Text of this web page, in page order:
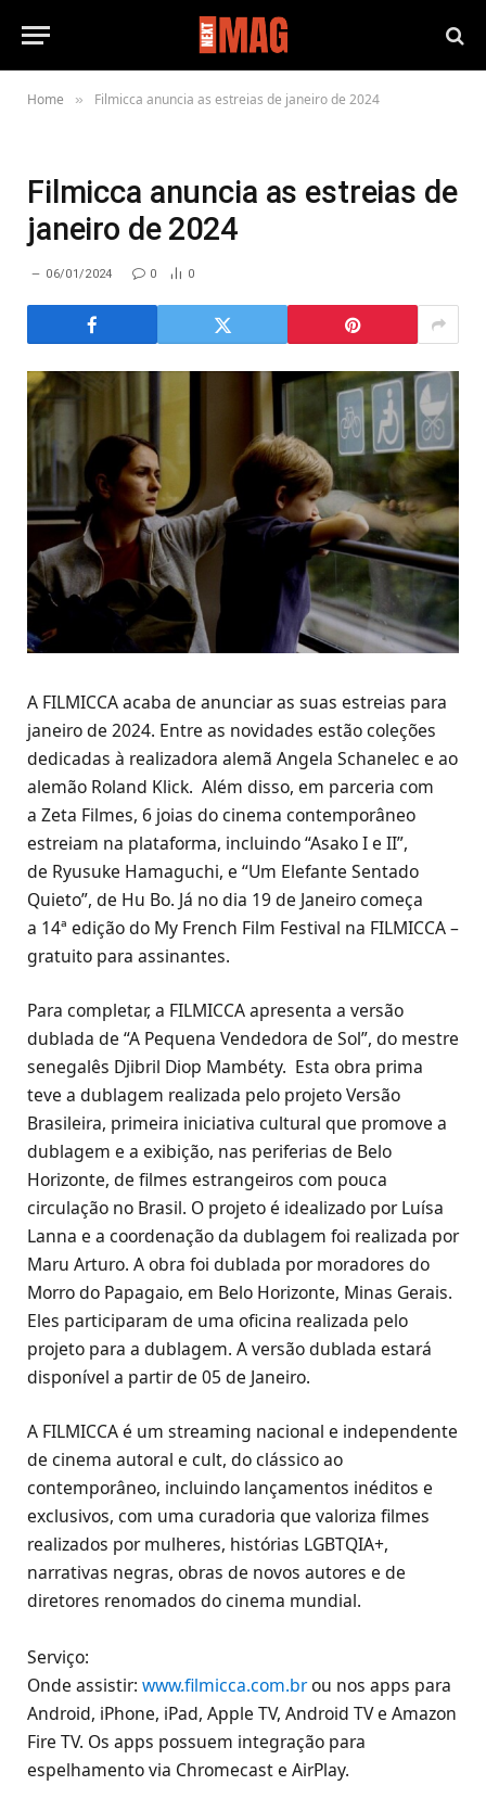
Home » Filmicca anuncia as estreias de janeiro de 2024
Filmicca anuncia as estreias de
janeiro de 2024
06/01/2024 0 0
A FILMICCA acaba de anunciar as suas estreias para
janeiro de 2024. Entre as novidades estão coleções
dedicadas à realizadora alemã Angela Schanelec e ao
alemão Roland Klick. Além disso, em parceria com
a Zeta Filmes, 6 joias do cinema contemporâneo
estreiam na plataforma, incluindo “Asako I e II”,
de Ryusuke Hamaguchi, e “Um Elefante Sentado
Quieto”, de Hu Bo. Já no dia 19 de Janeiro começa
a 14ª edição do My French Film Festival na FILMICCA –
gratuito para assinantes.
Para completar, a FILMICCA apresenta a versão
dublada de “A Pequena Vendedora de Sol”, do mestre
senegalês Djibril Diop Mambéty. Esta obra prima
teve a dublagem realizada pelo projeto Versão
Brasileira, primeira iniciativa cultural que promove a
dublagem e a exibição, nas periferias de Belo
Horizonte, de filmes estrangeiros com pouca
circulação no Brasil. O projeto é idealizado por Luísa
Lanna e a coordenação da dublagem foi realizada por
Maru Arturo. A obra foi dublada por moradores do
Morro do Papagaio, em Belo Horizonte, Minas Gerais.
Eles participaram de uma oficina realizada pelo
projeto para a dublagem. A versão dublada estará
disponível a partir de 05 de Janeiro.
A FILMICCA é um streaming nacional e independente
de cinema autoral e cult, do clássico ao
contemporâneo, incluindo lançamentos inéditos e
exclusivos, com uma curadoria que valoriza filmes
realizados por mulheres, histórias LGBTQIA+,
narrativas negras, obras de novos autores e de
diretores renomados do cinema mundial.
Serviço:
Onde assistir: www.filmicca.com.brou nos apps para
Android, iPhone, iPad, Apple TV, Android TV e Amazon
Fire TV. Os apps possuem integração para
espelhamento via Chromecast e AirPlay.